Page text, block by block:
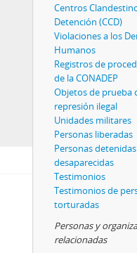
Centros
Detención (CCD)
Violaciones a los
Humanos
Registros de
de la CONADEP
Objetos de prueba
represión ilegal
Unidades militares
Personas liberadas
Personas detenidas
desaparecidas
Testimonios
Testimonios de
torturadas
Personas y
relacionadas